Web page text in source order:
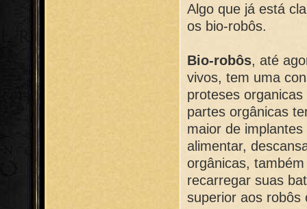
Algo que já está
os bio-robôs.
Bio-robôs, até
vivos, tem uma
proteses
partes orgânicas
maior de
alimentar,
orgânicas,
recarregar suas
superior aos robôs